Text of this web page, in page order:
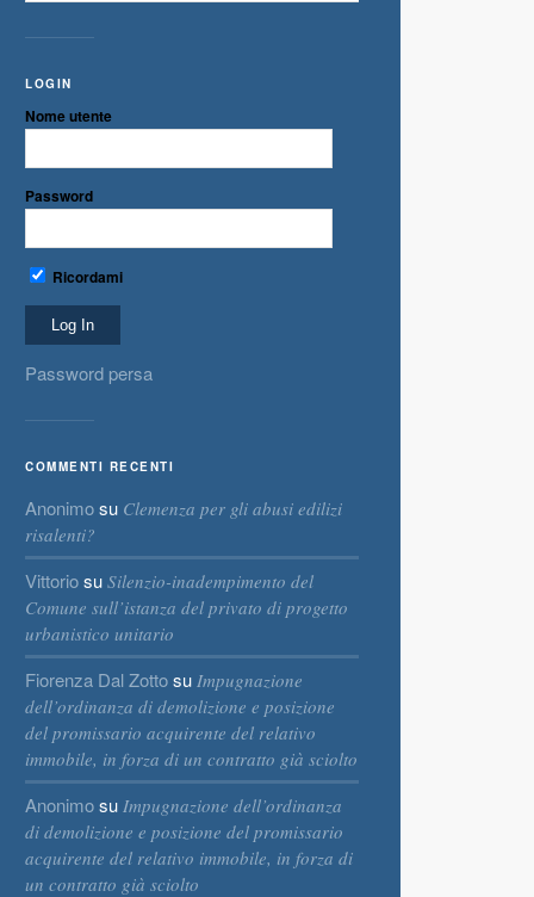
LOGIN
Nome utente
Password
Ricordami
Password persa
COMMENTI RECENTI
Anonimosu Clemenza per gli abusi edilizi
risalenti?
Vittoriosu Silenzio-inadempimento del
Comune sull’istanza del privato di progetto
urbanistico unitario
Fiorenza Dal Zottosu Impugnazione
dell’ordinanza di demolizione e posizione
del promissario acquirente del relativo
immobile, in forza di un contratto già sciolto
Anonimosu Impugnazione dell’ordinanza
di demolizione e posizione del promissario
acquirente del relativo immobile, in forza di
un contratto già sciolto